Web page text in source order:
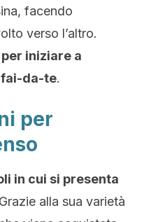
facendo
verso l’altro.
iniziare a
fai-da-te.
per
in cui si presenta
Grazie alla sua varietà